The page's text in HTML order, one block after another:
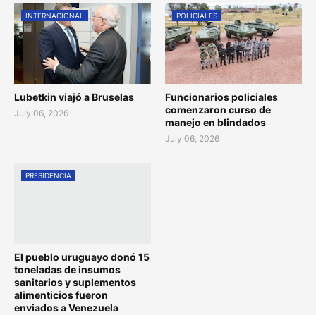
INTERNACIONAL
Lubetkin viajó a Bruselas
July 06, 2026
POLICIALES
Funcionarios policiales
comenzaron curso de
manejo en blindados
July 06, 2026
PRESIDENCIA
El pueblo uruguayo donó 15
toneladas de insumos
sanitarios y suplementos
alimenticios fueron
enviados a Venezuela